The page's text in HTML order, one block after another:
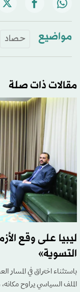
مواضيع حصاد
مقالات ذات صلة
ليبيا على وقع
التسوية»
باستثناء اختراق في المسار
الملف السياسي يراوح